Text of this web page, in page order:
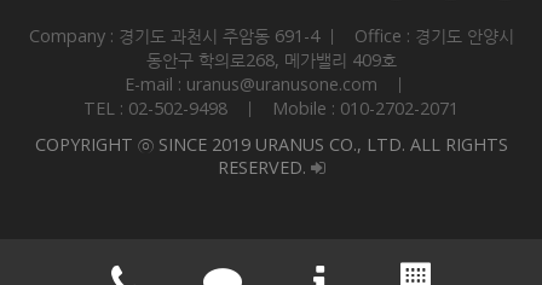
Company : 경기도 과천시 주암동 691-4 ㅣ Office : 경기도 안양시
동안구 학의로268, 메가밸리 409호
E-mail : uranus@uranusone.com ㅣ
TEL : 02-502-9498 ㅣ Mobile : 010-2702-2071
COPYRIGHT ⓒ SINCE 2019 URANUS CO., LTD. ALL RIGHTS
RESERVED.